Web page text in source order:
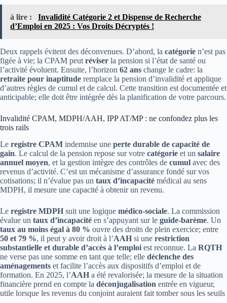
à lire :
Invalidité Catégorie 2 et Dispense de Recherche
d’Emploi en 2025 : Vos Droits Décryptés !
Deux rappels évitent des déconvenues. D’abord, la catégorie n’est pas
figée à vie; la CPAM peut réviser la pension si l’état de santé ou
l’activité évoluent. Ensuite, l’horizon 62 ans change le cadre: la
retraite pour inaptitude remplace la pension d’invalidité et applique
d’autres règles de cumul et de calcul. Cette transition est documentée et
anticipable; elle doit être intégrée dès la planification de votre parcours.
Invalidité CPAM, MDPH/AAH, IPP AT/MP : ne confondez plus les
trois rails
Le registre CPAM indemnise une perte durable de capacité de
gain. Le calcul de la pension repose sur votre catégorie et un salaire
annuel moyen, et la gestion intègre des contrôles de cumul avec des
revenus d’activité. C’est un mécanisme d’assurance fondé sur vos
cotisations; il n’évalue pas un taux d’incapacité médical au sens
MDPH, il mesure une capacité à obtenir un revenu.
Le registre MDPH suit une logique médico-sociale. La commission
évalue un taux d’incapacité en s’appuyant sur le guide-barème. Un
taux au moins égal à 80 % ouvre des droits de plein exercice; entre
50 et 79 %, il peut y avoir droit à l’AAH si une restriction
substantielle et durable d’accès à l’emploi est reconnue. La RQTH
ne verse pas une somme en tant que telle; elle déclenche des
aménagements et facilite l’accès aux dispositifs d’emploi et de
formation. En 2025, l’AAH a été revalorisée; la mesure de la situation
financière prend en compte la déconjugalisation entrée en vigueur,
utile lorsque les revenus du conjoint auraient fait tomber sous les seuils